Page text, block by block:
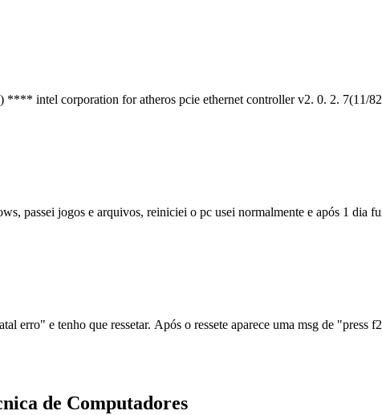
**** intel corporation for atheros pcie ethernet controller v2. 0. 2. 7(11/
passei jogos e arquivos, reiniciei o pc usei normalmente e após 1 dia
erro" e tenho que ressetar. Após o ressete aparece uma msg de "press
de Computadores